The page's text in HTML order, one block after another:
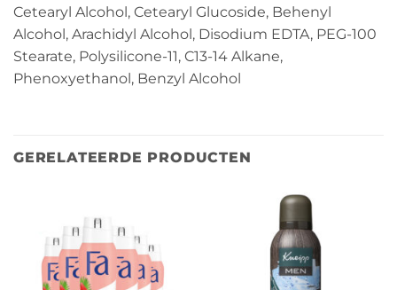
Cetearyl Alcohol, Cetearyl Glucoside, Behenyl
Alcohol, Arachidyl Alcohol, Disodium EDTA, PEG-100
Stearate, Polysilicone-11, C13-14 Alkane,
Phenoxyethanol, Benzyl Alcohol
GERELATEERDE PRODUCTEN